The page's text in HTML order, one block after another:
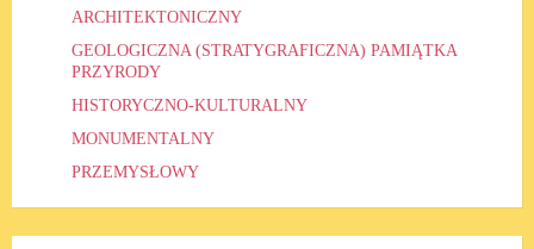
ARCHITEKTONICZNY
GEOLOGICZNA (STRATYGRAFICZNA) PAMIĄTKA
PRZYRODY
HISTORYCZNO-KULTURALNY
MONUMENTALNY
PRZEMYSŁOWY